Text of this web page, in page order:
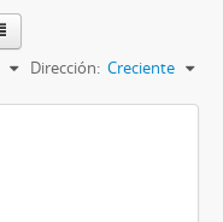
Dirección: Creciente